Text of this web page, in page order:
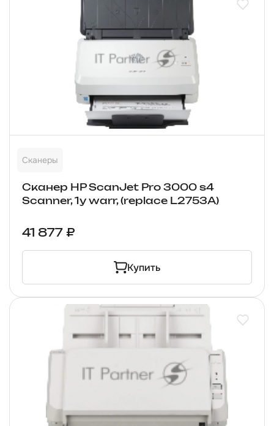
Сканеры
Сканер HP ScanJet Pro 3000 s4
Scanner, 1y warr, (replace L2753A)
41 877 ₽
Купить